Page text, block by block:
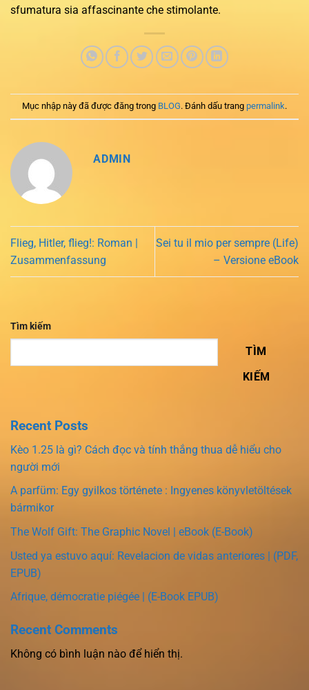
sfumatura sia affascinante che stimolante.
Mục nhập này đã được đăng trong BLOG. Đánh dấu trang permalink.
ADMIN
Flieg, Hitler, flieg!: Roman |
Zusammenfassung
Sei tu il mio per sempre (Life)
– Versione eBook
Tìm kiếm
TÌM
KIẾM
Recent Posts
Kèo 1.25 là gì? Cách đọc và tính thắng thua dễ hiểu cho
người mới
A parfüm: Egy gyilkos története : Ingyenes könyvletöltések
bármikor
The Wolf Gift: The Graphic Novel | eBook (E-Book)
Usted ya estuvo aquí: Revelacion de vidas anteriores | (PDF,
EPUB)
Afrique, démocratie piégée | (E-Book EPUB)
Recent Comments
Không có bình luận nào để hiển thị.